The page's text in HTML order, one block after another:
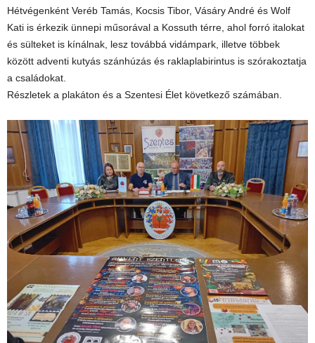
Hétvégenként Veréb Tamás, Kocsis Tibor, Vásáry André és Wolf
Kati is érkezik ünnepi műsorával a Kossuth térre, ahol forró italokat
és sülteket is kínálnak, lesz továbbá vidámpark, illetve többek
között adventi kutyás szánhúzás és raklaplabirintus is szórakoztatja
a családokat.
Részletek a plakáton és a Szentesi Élet következő számában.